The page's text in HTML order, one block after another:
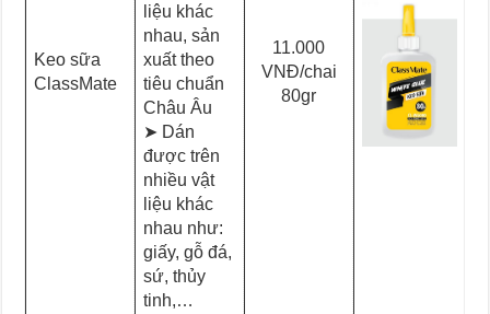
Keo sữa
ClassMate
liệu khác
nhau, sản
xuất theo
tiêu chuẩn
Châu Âu
➤ Dán
được trên
nhiều vật
liệu khác
nhau như:
giấy, gỗ đá,
sứ, thủy
tinh,…
11.000
VNĐ/chai
80gr